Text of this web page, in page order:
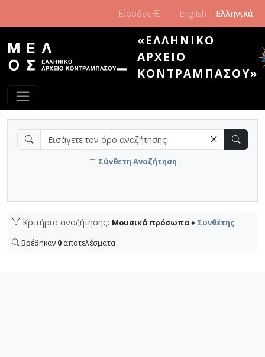
Είσοδος English Ελληνικά
«ΕΛΛΗΝΙΚΌ
ΑΡΧΕΊΟ
ΚΟΝΤΡΑΜΠΆΣΟΥ»
Σύνθετη Αναζήτηση
Κριτήρια αναζήτησης: Μουσικά πρόσωπα ♦ Συνθέτης
Βρέθηκαν 0 αποτελέσματα